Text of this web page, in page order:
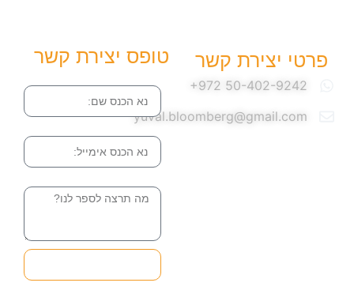
פרטי יצירת קשר
yuval.bloomberg@gmail.com
טופס יצירת קשר